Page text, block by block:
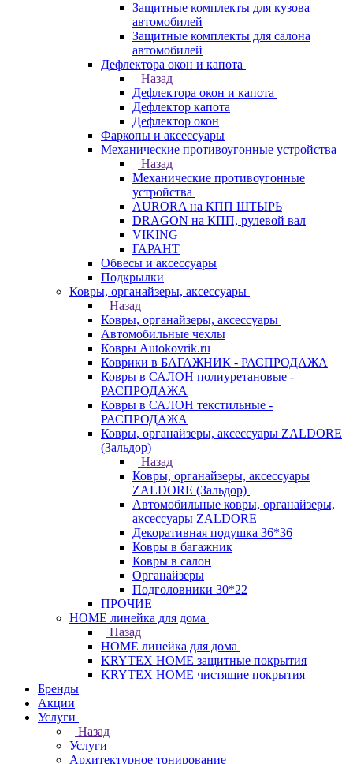
Защитные комплекты для кузова
автомобилей
Защитные комплекты для салона
автомобилей
Дефлектора окон и капота
Назад
Дефлектора окон и капота
Дефлектор капота
Дефлектор окон
Фаркопы и аксессуары
Механические противоугонные устройства
Назад
Механические противоугонные
устройства
AURORA на КПП ШТЫРЬ
DRAGON на КПП, рулевой вал
VIKING
ГАРАНТ
Обвесы и аксессуары
Подкрылки
Ковры, органайзеры, аксессуары
Назад
Ковры, органайзеры, аксессуары
Автомобильные чехлы
Ковры Autokovrik.ru
Коврики в БАГАЖНИК - РАСПРОДАЖА
Ковры в САЛОН полиуретановые -
РАСПРОДАЖА
Ковры в САЛОН текстильные -
РАСПРОДАЖА
Ковры, органайзеры, аксессуары ZALDORE
(Зальдор)
Назад
Ковры, органайзеры, аксессуары
ZALDORE (Зальдор)
Автомобильные ковры, органайзеры,
аксессуары ZALDORE
Декоративная подушка 36*36
Ковры в багажник
Ковры в салон
Органайзеры
Подголовники 30*22
ПРОЧИЕ
HOME линейка для дома
Назад
HOME линейка для дома
KRYTEX HOME защитные покрытия
KRYTEX HOME чистящие покрытия
Бренды
Акции
Услуги
Назад
Услуги
Архитектурное тонирование